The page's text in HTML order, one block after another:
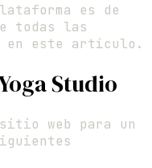
es de
todas las
en este artículo.
Studio
web para un